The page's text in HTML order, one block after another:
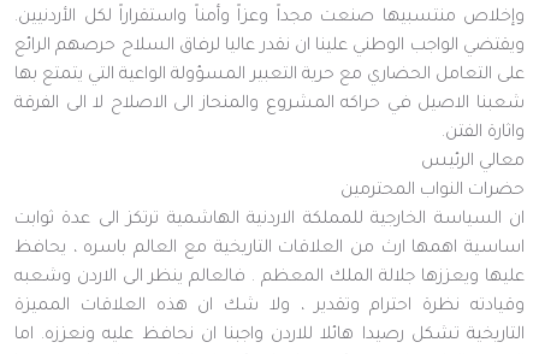
وإخلاص منتسبيها صنعت مجداً وعزاً وأمناً واستقراراً لكل الأردنيين.
ويقتضي الواجب الوطني علينا ان نقدر عاليا لرفاق السلاح حرصهم الرائع
على التعامل الحضاري مع حرية التعبير المسؤولة الواعية التي يتمتع بها
شعبنا الاصيل في حراكه المشروع والمنحاز الى الاصلاح لا الى الفرقة
واثارة الفتن.
معالي الرئيس
حضرات النواب المحترمين
ان السياسة الخارجية للمملكة الاردنية الهاشمية ترتكز الى عدة ثوابت
اساسية اهمها ارث من العلاقات التاريخية مع العالم باسره ، يحافظ
عليها ويعززها جلالة الملك المعظم . فالعالم ينظر الى الاردن وشعبه
وقيادته نظرة احترام وتقدير ، ولا شك ان هذه العلاقات المميزة
التاريخية تشكل رصيدا هائلا للاردن واجبنا ان نحافظ عليه ونعززه. اما